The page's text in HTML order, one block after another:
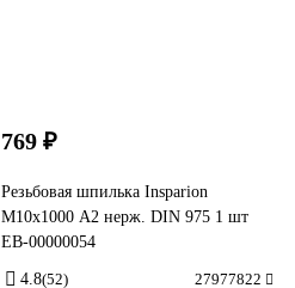
769 ₽
Резьбовая шпилька Insparion
М10x1000 А2 нерж. DIN 975 1 шт
ЕВ-00000054
4.8(52) 27977822